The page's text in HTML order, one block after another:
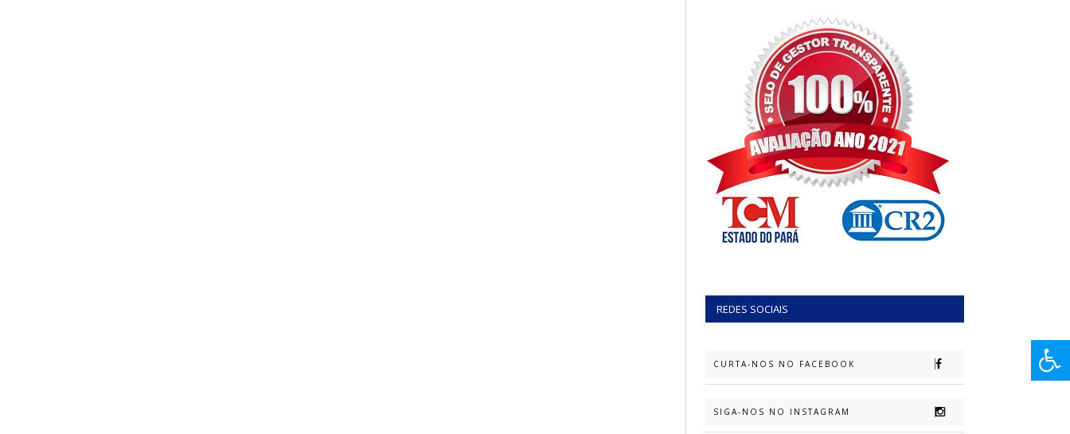
REDES SOCIAIS
CURTA-NOS NO FACEBOOK
SIGA-NOS NO INSTAGRAM